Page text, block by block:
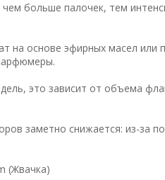
больше палочек, тем
на основе эфирных масел или
это зависит от объема
заметно снижается: из-за
(Жвачка)